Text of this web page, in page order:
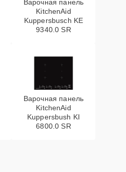
Варочная панель
KitchenAid
Kuppersbusch KE
9340.0 SR
Варочная панель
KitchenAid
Kuppersbush KI
6800.0 SR